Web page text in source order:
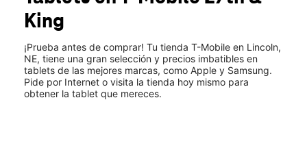
Mié.:10:00 a.m. a 8:00 p.m.
Jue.:
2711 King Ln #203 Lincoln, NE 68521
King
¡Prueba antes de comprar! Tu tienda T-Mobile en Lincoln,
NE, tiene una gran selección y precios imbatibles en
tablets de las mejores marcas, como Apple y Samsung.
Pide por Internet o visita la tienda hoy mismo para
obtener la tablet que mereces.